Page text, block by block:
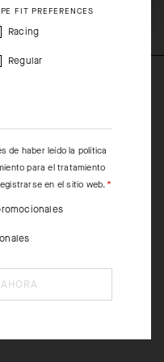
FIT PREFERENCES
Racing
Regular
de haber leído la política
para el tratamiento
en el sitio web.